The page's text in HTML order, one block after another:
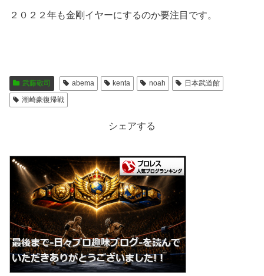
２０２２年も金剛イヤーにするのか要注目です。
武藤敬司 abema kenta noah
日本武道館
潮崎豪復帰戦
シェアする